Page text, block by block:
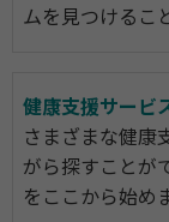
ムを見つけるこ
健康支援サービ
さまざまな健康
がら探すことが
をここから始め